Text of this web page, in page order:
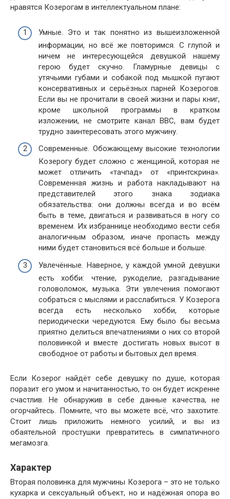
нравятся Козерогам в интеллектуальном плане:
Умные. Это и так понятно из вышеизложенной
информации, но всё же повторимся. С глупой и
ничем не интересующейся девушкой нашему
герою будет скучно. Гламурные девицы с
утячьими губами и собакой под мышкой пугают
консервативных и серьёзных парней Козерогов.
Если вы не прочитали в своей жизни и пары книг,
кроме школьной программы в кратком
изложении, не смотрите канал ВВС, вам будет
трудно заинтересовать этого мужчину.
Современные. Обожающему высокие технологии
Козерогу будет сложно с женщиной, которая не
может отличить «тачпад» от «принтскрина».
Современная жизнь и работа накладывают на
представителей этого знака зодиака
обязательства: они должны всегда и во всём
быть в теме, двигаться и развиваться в ногу со
временем. Их избраннице необходимо вести себя
аналогичным образом, иначе пропасть между
ними будет становиться всё больше и больше.
Увлечённые. Наверное, у каждой умной девушки
есть хобби: чтение, рукоделие, разгадывание
головоломок, музыка. Эти увлечения помогают
собраться с мыслями и расслабиться. У Козерога
всегда есть несколько хобби, которые
периодически чередуются. Ему было бы весьма
приятно делиться впечатлениями о них со второй
половинкой и вместе достигать новых высот в
свободное от работы и бытовых дел время.
Если Козерог найдёт себе девушку по душе, которая
поразит его умом и начитанностью, то он будет искренне
счастлив. Не обнаружив в себе данные качества, не
огорчайтесь. Помните, что вы можете всё, что захотите.
Стоит лишь приложить немного усилий, и вы из
обаятельной простушки превратитесь в симпатичного
мегамозга.
Характер
Вторая половинка для мужчины Козерога – это не только
кухарка и сексуальный объект, но и надёжная опора во